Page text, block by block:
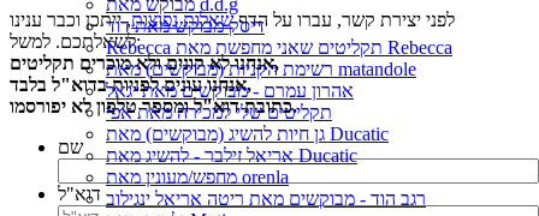
דיסק מבוקש מאת דוד
Rebecca תקליטים שאני מחפשת מאת Rebecca
רשימת הקניות (מבוקשים) מאת matandole
אהרון עמרם - מבוקשים מאת יגאל
תקליטים שלי למכירה מאת אפי
גן חיות להשיג (מבוקשים) מאת Ducatic
אריאל זילבר - להשיג מאת Ducatic
מחפש/מעונין מאת orenla
רגב הוד - מבוקשים מאת ריטה אריאל ינגילוב
לפני יצירת קשר, עברו על הדףשאלות נפוצות, ייתכן וכבר ענינו
לשאלתכם. למשל:
אנחנו לא קונים ולא מוכרים תקליטים,
אנחנו עונים לפניות בדוא"ל בלבד,
כתובת דוא"ל ומספר טלפון לא יפורסמו.
שם
דוא"ל